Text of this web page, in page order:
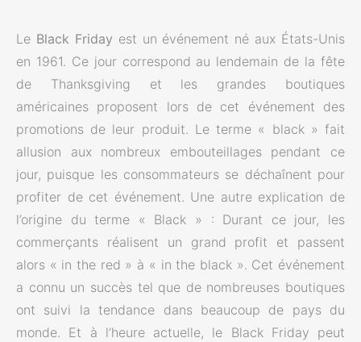
Le Black Friday est un événement né aux États-Unis
en 1961. Ce jour correspond au lendemain de la fête
de Thanksgiving et les grandes boutiques
américaines proposent lors de cet événement des
promotions de leur produit. Le terme « black » fait
allusion aux nombreux embouteillages pendant ce
jour, puisque les consommateurs se déchaînent pour
profiter de cet événement. Une autre explication de
l’origine du terme « Black » : Durant ce jour, les
commerçants réalisent un grand profit et passent
alors « in the red » à « in the black ». Cet événement
a connu un succès tel que de nombreuses boutiques
ont suivi la tendance dans beaucoup de pays du
monde. Et à l’heure actuelle, le Black Friday peut